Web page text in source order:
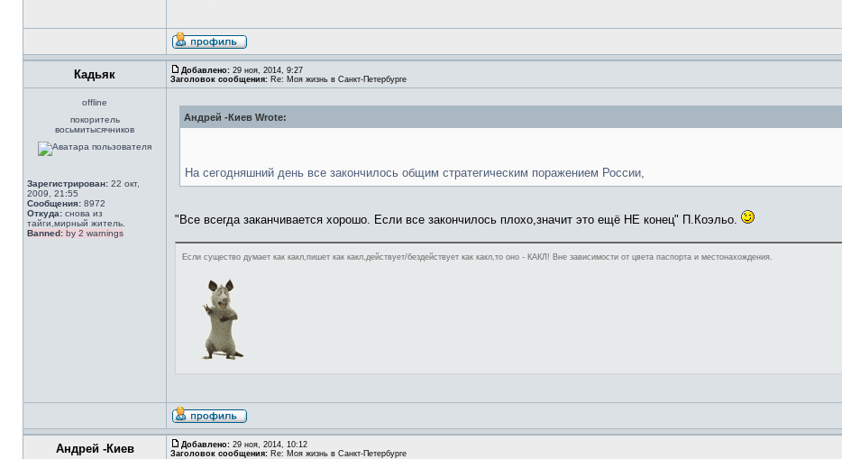
Кадьяк Добавлено: 29 ноя, 2014, 9:27
Заголовок сообщения: Re: Моя жизнь в Санкт-Петербурге
offline
покоритель
восьмитысячников
Зарегистрирован: 22 окт,
2009, 21:55
Сообщения: 8972
Откуда: снова из
тайги,мирный житель.
Banned: by 2 warnings
Андрей -Киев Wrote:
На сегодняшний день все закончилось общим стратегическим поражением России,
"Все всегда заканчивается хорошо. Если все закончилось плохо,значит это ещё НЕ конец" П.Коэльо.
Если существо думает как какл,пишет как какл,действует/бездействует как какл,то оно - КАКЛ! Вне зависимости от цвета паспорта и местонахождения.
Андрей -Киев Добавлено: 29 ноя, 2014, 10:12
Заголовок сообщения: Re: Моя жизнь в Санкт-Петербурге